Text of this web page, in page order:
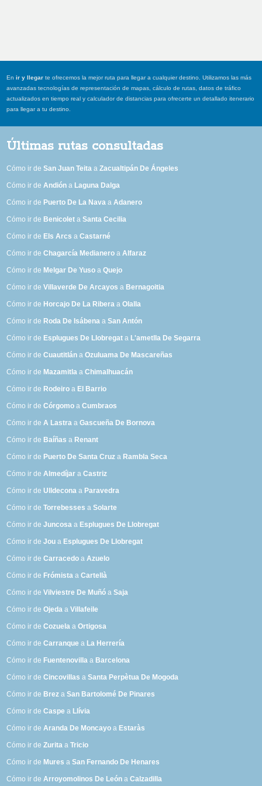
Enir y llegar te ofrecemos la mejor ruta para llegar a cualquier destino. Utilizamos las más
avanzadas tecnologías de representación de mapas, cálculo de rutas, datos de tráfico
actualizados en tiempo real y calculador de distancias para ofrecerte un detallado itenerario
para llegar a tu destino.
Últimas rutas consultadas
Cómo ir deSan Juan Teita aZacualtipán De Ángeles
Cómo ir deAndión a Laguna Dalga
Cómo ir de Puerto De La Nava aAdanero
Cómo ir de Benicolet aSanta Cecilia
Cómo ir de Els Arcs aCastarné
Cómo ir deChagarcía Medianero aAlfaraz
Cómo ir de Melgar De Yuso aQuejo
Cómo ir deVillaverde De Arcayos a Bernagoitia
Cómo ir de Horcajo De La Ribera aOlalla
Cómo ir de Roda De Isábena aSan Antón
Cómo ir de Esplugues De Llobregat a L'ametlla De Segarra
Cómo ir deCuautitlán aOzuluama De Mascareñas
Cómo ir de Mazamitla aChimalhuacán
Cómo ir de Rodeiro a El Barrio
Cómo ir deCórgomo aCumbraos
Cómo ir deA Lastra aGascueña De Bornova
Cómo ir de Baíñas a Renant
Cómo ir de Puerto De Santa Cruz a Rambla Seca
Cómo ir deAlmedíjar aCastriz
Cómo ir deUlldecona a Paravedra
Cómo ir deTorrebesses aSolarte
Cómo ir deJuncosa a Esplugues De Llobregat
Cómo ir deJou a Esplugues De Llobregat
Cómo ir deCarracedo aAzuelo
Cómo ir de Frómista aCartellà
Cómo ir deVilviestre De Muñó aSaja
Cómo ir deOjeda aVillafeile
Cómo ir deCozuela aOrtigosa
Cómo ir deCarranque a La Herrería
Cómo ir de Fuentenovilla a Barcelona
Cómo ir deCincovillas aSanta Perpètua De Mogoda
Cómo ir de Brez aSan Bartolomé De Pinares
Cómo ir deCaspe a Llívia
Cómo ir deAranda De Moncayo a Estaràs
Cómo ir deZurita aTricio
Cómo ir de Mures aSan Fernando De Henares
Cómo ir deArroyomolinos De León aCalzadilla